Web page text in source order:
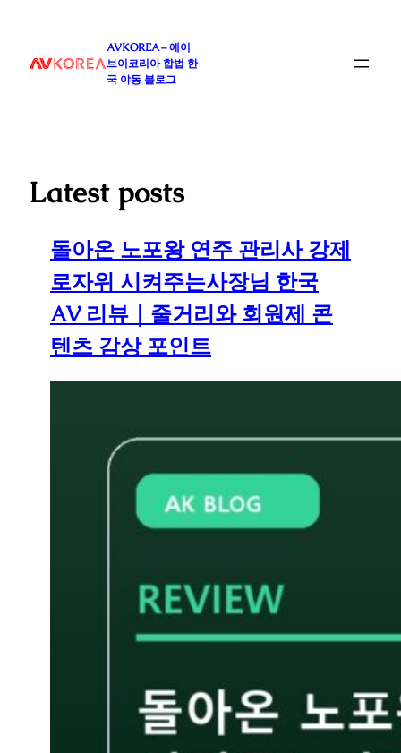
AVKOREA – 에이
브이코리아 합법 한
국 야동 블로그
Latest posts
돌아온 노포왕 연주 관리사 강제
로자위 시켜주는사장님 한국
AV 리뷰｜줄거리와 회원제 콘
텐츠 감상 포인트